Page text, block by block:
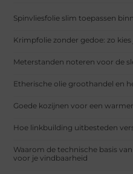
Spinvliesfolie slim toepassen
Krimpfolie zonder gedoe: zo
Meterstanden noteren voor de
Etherische olie groothandel en
Goede kozijnen voor een
Hoe linkbuilding uitbesteden
Waarom de technische basis
voor je vindbaarheid